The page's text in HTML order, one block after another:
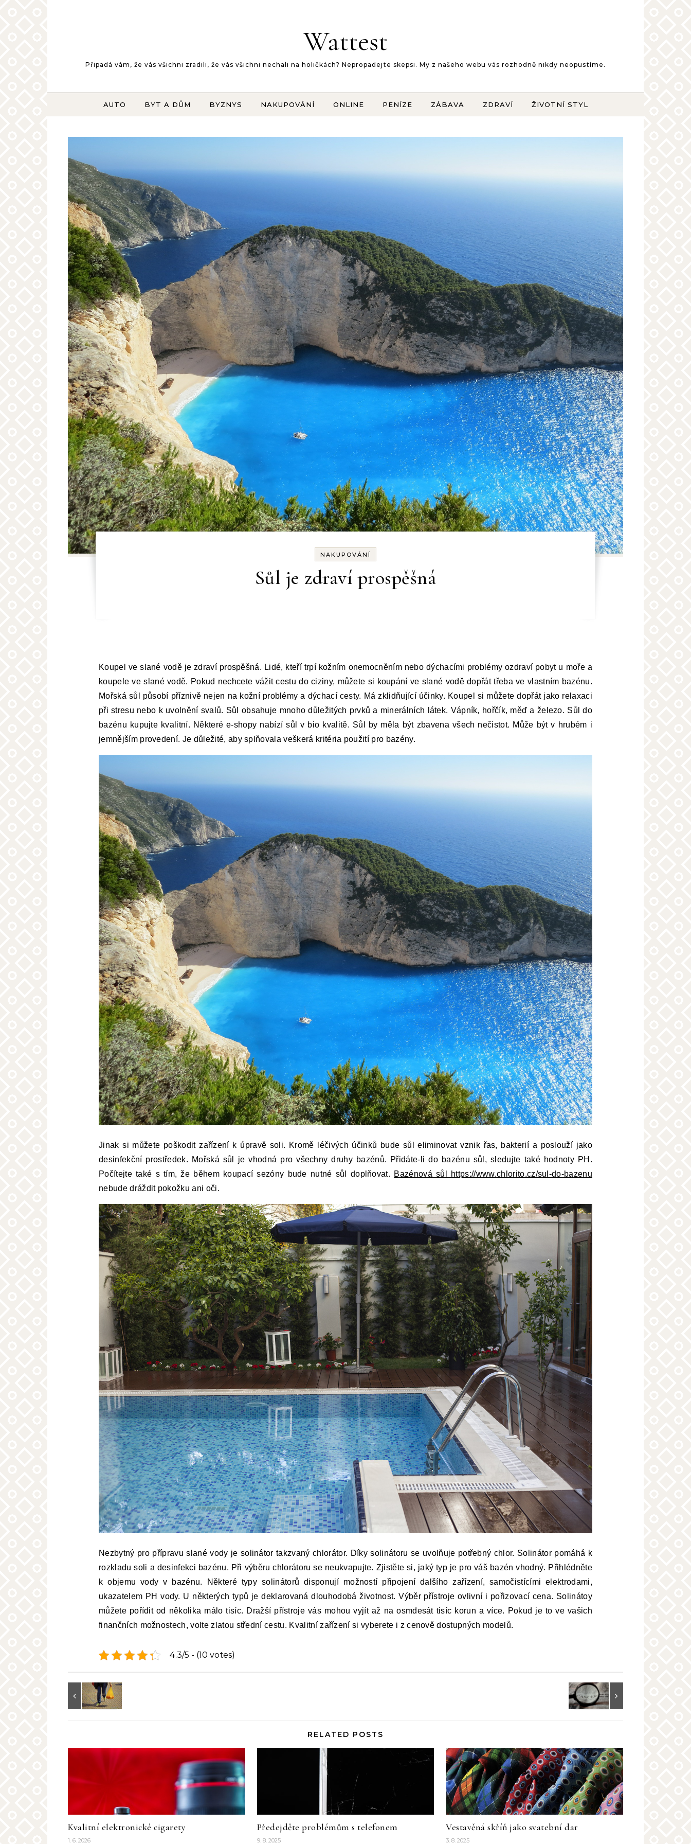
Wattest
Připadá vám, že vás všichni zradili, že vás všichni nechali na holičkách? Nepropadejte skepsi. My z našeho webu vás rozhodně nikdy neopustíme.
AUTO BYT A DŮM BYZNYS NAKUPOVÁNÍ ONLINE PENÍZE ZÁBAVA ZDRAVÍ ŽIVOTNÍ STYL
NAKUPOVÁNÍ
Sůl je zdraví prospěšná
Koupel ve slané vodě je zdraví prospěšná. Lidé, kteří trpí kožním onemocněním nebo dýchacími problémy ozdraví pobyt u moře a
koupele ve slané vodě. Pokud nechcete vážit cestu do ciziny, můžete si koupání ve slané vodě dopřát třeba ve vlastním bazénu.
Mořská sůl působí příznivě nejen na kožní problémy a dýchací cesty. Má zklidňující účinky. Koupel si můžete dopřát jako relaxaci
při stresu nebo k uvolnění svalů. Sůl obsahuje mnoho důležitých prvků a minerálních látek. Vápník, hořčík, měď a železo. Sůl do
bazénu kupujte kvalitní. Některé e-shopy nabízí sůl v bio kvalitě. Sůl by měla být zbavena všech nečistot. Může být v hrubém i
jemnějším provedení. Je důležité, aby splňovala veškerá kritéria použití pro bazény.
Jinak si můžete poškodit zařízení k úpravě soli. Kromě léčivých účinků bude sůl eliminovat vznik řas, bakterií a poslouží jako
desinfekční prostředek. Mořská sůl je vhodná pro všechny druhy bazénů. Přidáte-li do bazénu sůl, sledujte také hodnoty PH.
Počítejte také s tím, že během koupací sezóny bude nutné sůl doplňovat. Bazénová sůl
https://www.chlorito.cz/sul-do-bazenu
nebude dráždit pokožku ani oči.
Nezbytný pro přípravu slané vody je solinátor takzvaný chlorátor. Díky solinátoru se uvolňuje potřebný chlor. Solinátor pomáhá k
rozkladu soli a desinfekci bazénu. Při výběru chlorátoru se neukvapujte. Zjistěte si, jaký typ je pro váš bazén vhodný. Přihlédněte
k objemu vody v bazénu. Některé typy solinátorů disponují možností připojení dalšího zařízení, samočistícími elektrodami,
ukazatelem PH vody. U některých typů je deklarovaná dlouhodobá životnost. Výběr přístroje ovlivní i pořizovací cena. Solinátoy
můžete pořídit od několika málo tisíc. Dražší přístroje vás mohou vyjít až na osmdesát tisíc korun a více. Pokud je to ve vašich
finančních možnostech, volte zlatou střední cestu. Kvalitní zařízení si vyberete i z cenově dostupných modelů.
4.3/5 - (10 votes)
RELATED POSTS
Kvalitní elektronické cigarety
1. 6. 2026
Předejděte problémům s telefonem
9. 8. 2025
Vestavěná skříň jako svatební dar
3. 8. 2025